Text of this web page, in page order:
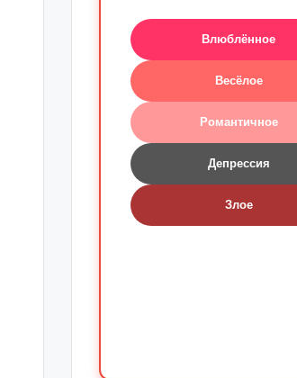
Влюблённое
Весёлое
Романтичное
Депрессия
Злое